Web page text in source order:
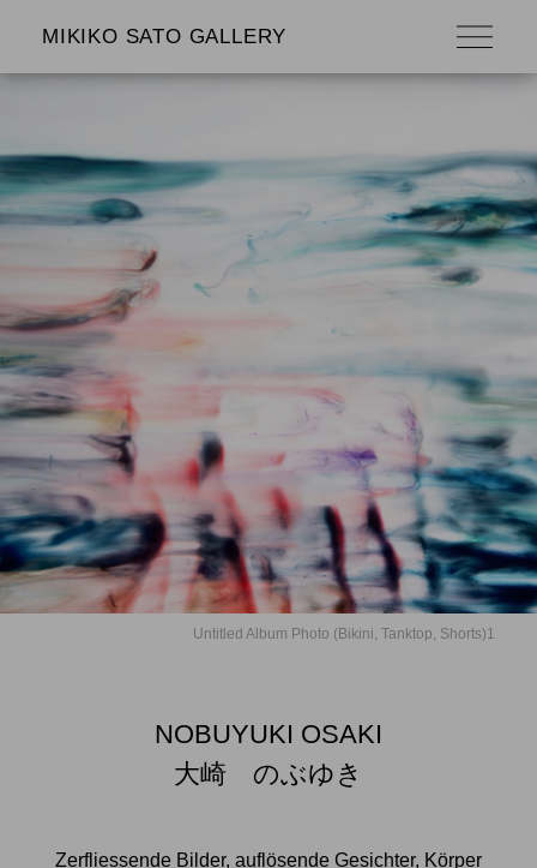
MIKIKO SATO GALLERY
Untitled Album Photo (Bikini, Tanktop, Shorts)1
NOBUYUKI OSAKI
大崎 のぶゆき
Zerfliessende Bilder, auflösende Gesichter, Körper